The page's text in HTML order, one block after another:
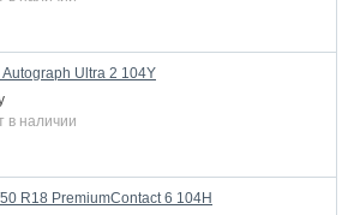
Autograph Ultra 2 104Y
в наличии
R18 PremiumContact 6 104H